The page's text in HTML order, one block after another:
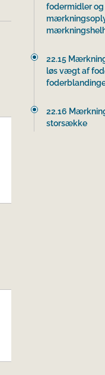
fodermidler
22.15
løs vægt af
22.16
storsække